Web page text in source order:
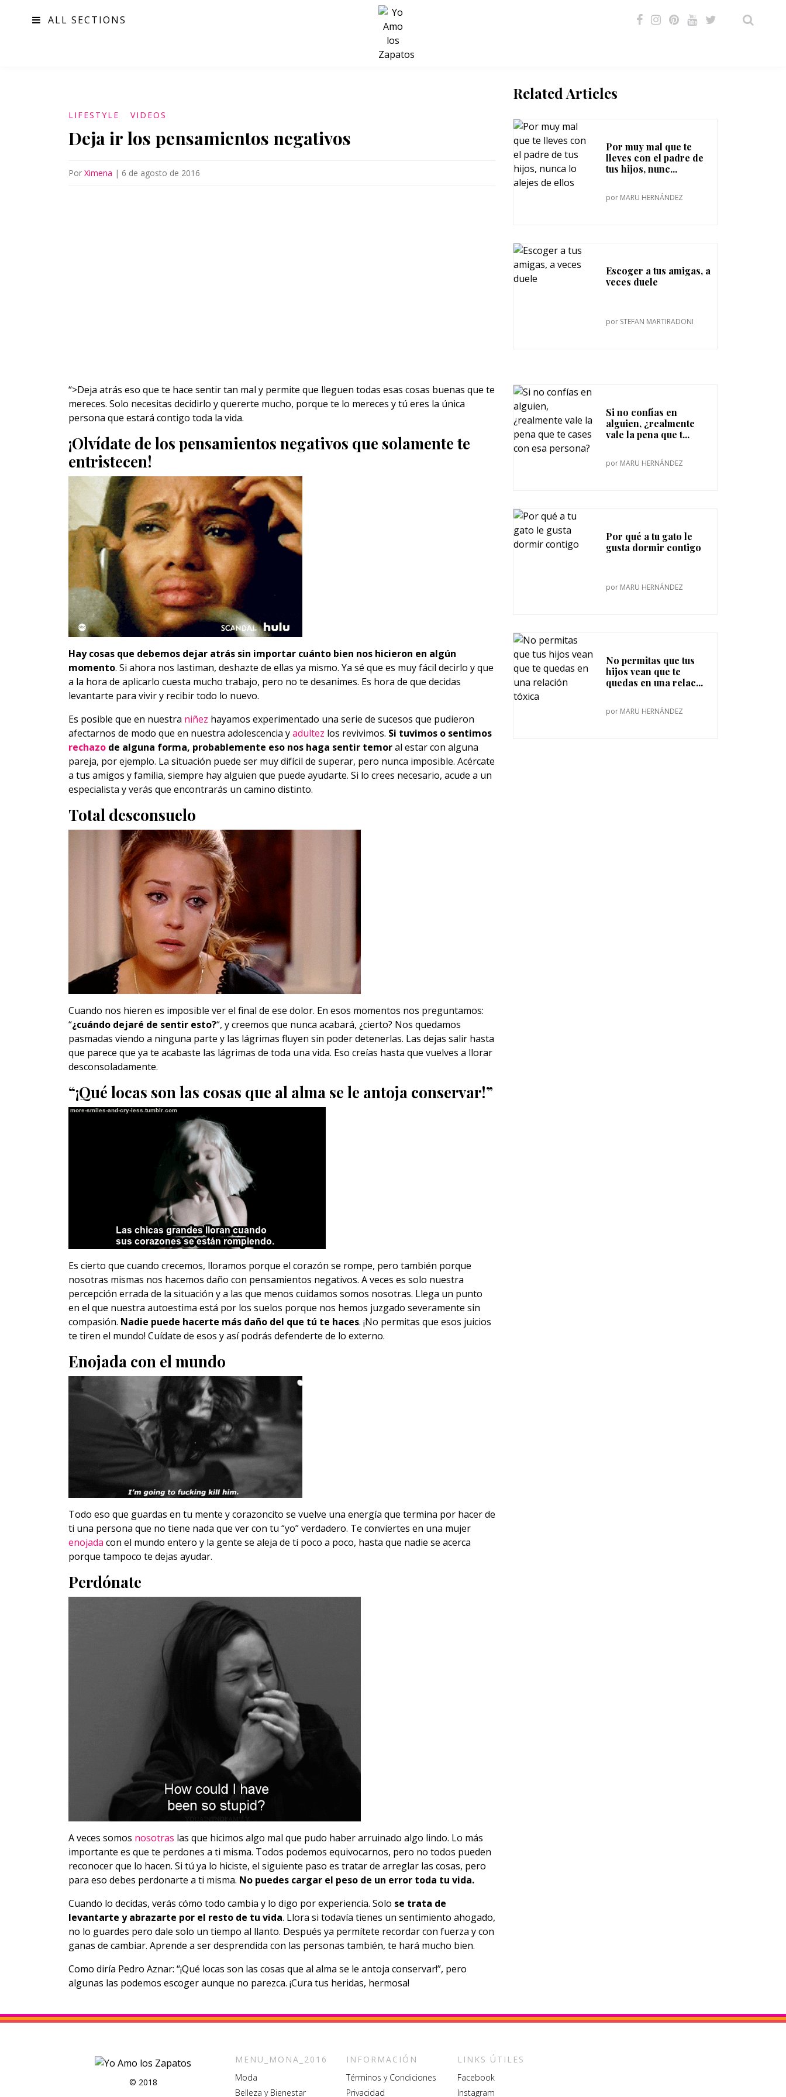
ALL SECTIONS
SALUD
LIFESTYLE VIDEOS
Deja ir los pensamientos negativos
Por Ximena | 6 de agosto de 2016
“>Deja atrás eso que te hace sentir tan mal y permite que lleguen todas esas cosas buenas que te
mereces. Solo necesitas decidirlo y quererte mucho, porque te lo mereces y tú eres la única
persona que estará contigo toda la vida.
¡Olvídate de los pensamientos negativos que solamente te
entristecen!
Hay cosas que debemos dejar atrás sin importar cuánto bien nos hicieron en algún
momento. Si ahora nos lastiman, deshazte de ellas ya mismo. Ya sé que es muy fácil decirlo y que
a la hora de aplicarlo cuesta mucho trabajo, pero no te desanimes. Es hora de que decidas
levantarte para vivir y recibir todo lo nuevo.
Es posible que en nuestra niñez hayamos experimentado una serie de sucesos que pudieron
afectarnos de modo que en nuestra adolescencia yadultez los revivimos. Si tuvimos o sentimos
rechazo de alguna forma, probablemente eso nos haga sentir temoral estar con alguna
pareja, por ejemplo. La situación puede ser muy difícil de superar, pero nunca imposible. Acércate
a tus amigos y familia, siempre hay alguien que puede ayudarte. Si lo crees necesario, acude a un
especialista y verás que encontrarás un camino distinto.
Total desconsuelo
Cuando nos hieren es imposible ver el final de ese dolor. En esos momentos nos preguntamos:
“¿cuándo dejaré de sentir esto?“, y creemos que nunca acabará, ¿cierto? Nos quedamos
pasmadas viendo a ninguna parte y las lágrimas fluyen sin poder detenerlas. Las dejas salir hasta
que parece que ya te acabaste las lágrimas de toda una vida. Eso creías hasta que vuelves a llorar
desconsoladamente.
“¡Qué locas son las cosas que al alma se le antoja conservar!”
Es cierto que cuando crecemos, lloramos porque el corazón se rompe, pero también porque
nosotras mismas nos hacemos daño con pensamientos negativos. A veces es solo nuestra
percepción errada de la situación y a las que menos cuidamos somos nosotras. Llega un punto
en el que nuestra autoestima está por los suelos porque nos hemos juzgado severamente sin
compasión. Nadie puede hacerte más daño del que tú te haces. ¡No permitas que esos juicios
te tiren el mundo! Cuídate de esos y así podrás defenderte de lo externo.
Enojada con el mundo
Todo eso que guardas en tu mente y corazoncito se vuelve una energía que termina por hacer de
ti una persona que no tiene nada que ver con tu “yo” verdadero. Te conviertes en una mujer
enojada con el mundo entero y la gente se aleja de ti poco a poco, hasta que nadie se acerca
porque tampoco te dejas ayudar.
Perdónate
A veces somos nosotras las que hicimos algo mal que pudo haber arruinado algo lindo. Lo más
importante es que te perdones a ti misma. Todos podemos equivocarnos, pero no todos pueden
reconocer que lo hacen. Si tú ya lo hiciste, el siguiente paso es tratar de arreglar las cosas, pero
para eso debes perdonarte a ti misma. No puedes cargar el peso de un error toda tu vida.
Cuando lo decidas, verás cómo todo cambia y lo digo por experiencia. Solo se trata de
levantarte y abrazarte por el resto de tu vida. Llora si todavía tienes un sentimiento ahogado,
no lo guardes pero dale solo un tiempo al llanto. Después ya permítete recordar con fuerza y con
ganas de cambiar. Aprende a ser desprendida con las personas también, te hará mucho bien.
Como diría Pedro Aznar: “¡Qué locas son las cosas que al alma se le antoja conservar!”, pero
algunas las podemos escoger aunque no parezca. ¡Cura tus heridas, hermosa!
Related Articles
Por muy mal que te
lleves con el padre de
tus hijos, nunc...
por MARU HERNÁNDEZ
Escoger a tus amigas, a
veces duele
por STEFAN MARTIRADONI
Si no confías en
alguien, ¿realmente
vale la pena que t...
por MARU HERNÁNDEZ
Por qué a tu gato le
gusta dormir contigo
por MARU HERNÁNDEZ
No permitas que tus
hijos vean que te
quedas en una relac...
por MARU HERNÁNDEZ
© 2018
MENU_MONA_2016
Moda
Belleza y Bienestar
INFORMACIÓN
Términos y Condiciones
Privacidad
LINKS ÚTILES
Facebook
Instagram